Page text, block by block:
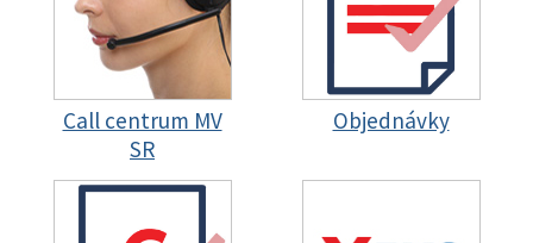
Call centrum MV
SR
Objednávky